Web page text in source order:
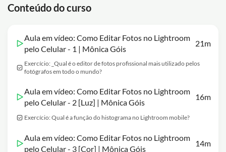
Conteúdo do curso
Aula em vídeo: Como Editar Fotos no Lightroom
pelo Celular - 1 | Mônica Góis
21m
Exercício: _Qual é o editor de fotos profissional mais utilizado pelos
fotógrafos em todo o mundo?
Aula em vídeo: Como Editar Fotos no Lightroom
pelo Celular - 2 [Luz] | Mônica Góis
16m
Exercício: Qual é a função do histograma no Lightroom mobile?
Aula em vídeo: Como Editar Fotos no Lightroom
pelo Celular - 3 [Cor] | Mônica Góis
14m